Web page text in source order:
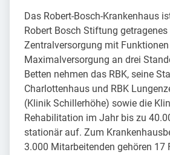
Das Robert-Bosch-Krankenhaus
Robert Bosch Stiftung
Zentralversorgung mit
Maximalversorgung an drei
Betten nehmen das RBK, seine
Charlottenhaus und RBK
(Klinik Schillerhöhe) sowie die
Rehabilitation im Jahr bis zu
stationär auf. Zum
3.000 Mitarbeitenden gehören 17